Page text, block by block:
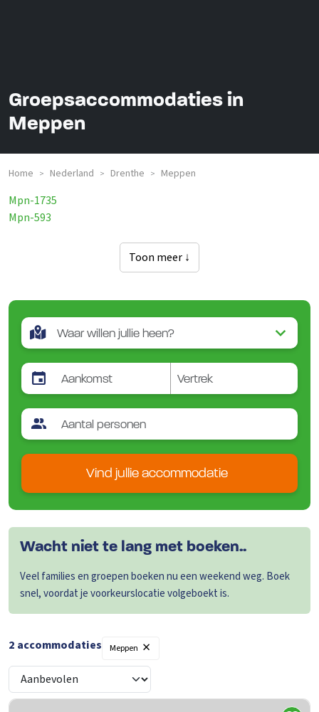
Groepsaccommodaties in
Meppen
Home > Nederland > Drenthe > Meppen
Mpn-1735
Mpn-593
Toon meer ↓
Vind jullie accommodatie
Wacht niet te lang met boeken..
Veel families en groepen boeken nu een weekend weg. Boek
snel, voordat je voorkeurslocatie volgeboekt is.
2 accommodaties Meppen ×